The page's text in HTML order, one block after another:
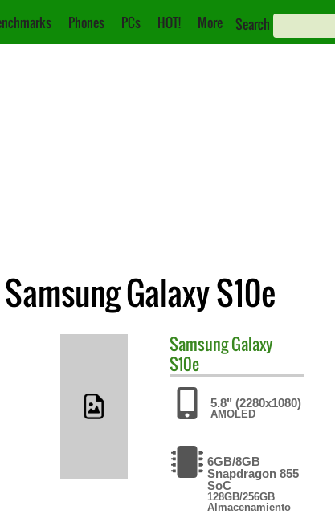
Phones PCs HOT! More Search
Galaxy S10e
SamsungGalaxy
S10e
5.8" (2280x1080)
AMOLED
6GB/8GB
Snapdragon 855
SoC
128GB/256GB
Almacenamiento